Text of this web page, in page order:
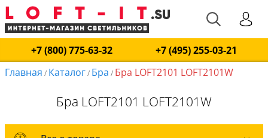
+7 (800) 775-63-32
+7 (495) 255-03-21
Главная / Каталог/ Бра / Бра LOFT2101 LOFT2101W
Бра LOFT2101 LOFT2101W